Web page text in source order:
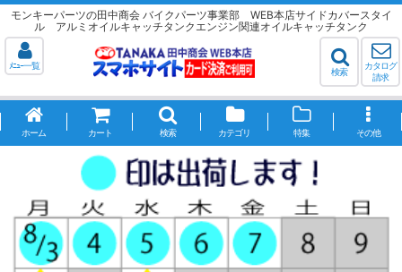
モンキーパーツの田中商会 バイクパーツ事業部 WEB本店サイドカバースタイ
ル アルミオイルキャッチタンクエンジン関連オイルキャッチタンク
ﾒﾆｭｰ一覧
検索
カタログ
請求
ホーム カート 検索 カテゴリ 特集 その他